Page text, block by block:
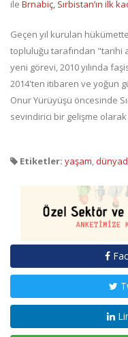
ile Brnabiç, Sırbistan’ın ilk
Geçen yıl kurulan
topluluğu tarafından "tarihi
yeni görevi, 2010 yılında
2014'ten itibaren ve yoğun
Onur Yürüyüşü öncesinde
sevindirici bir gelişme
Etiketler: yaşam,